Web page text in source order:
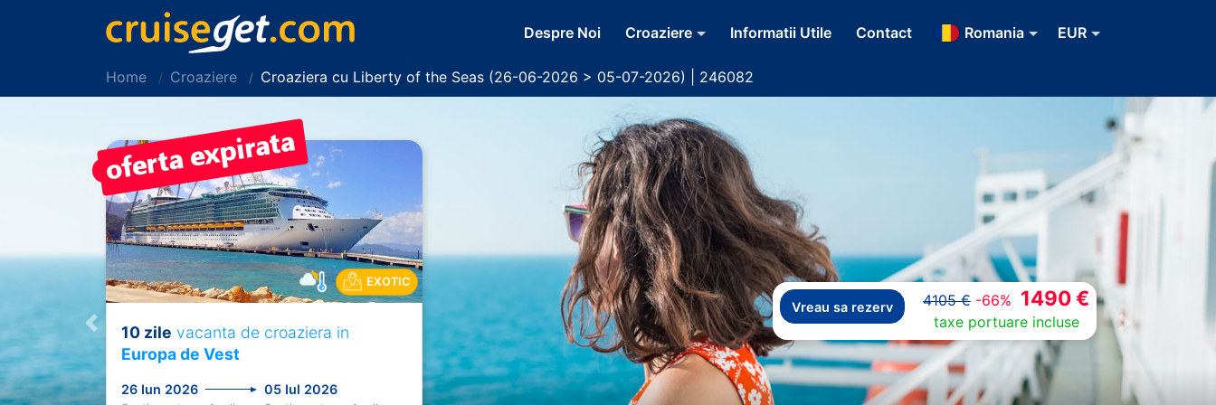
Despre Noi Croaziere Informatii Utile Contact Romania EUR
Home Croaziere Croaziera cu Liberty of the Seas (26-06-2026 > 05-07-2026) | 246082
Vreau sa rezerv 4105 € -66% 1490 €
taxe portuare incluse
Previous Next
PRET REDUS!
EXOTIC
10 zile vacanta de croaziera in
Europa de Vest
26 Iun 2026 05 Iul 2026